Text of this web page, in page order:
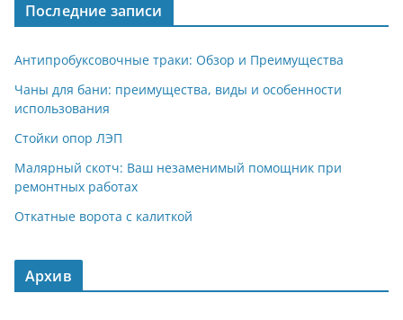
Последние записи
Антипробуксовочные траки: Обзор и Преимущества
Чаны для бани: преимущества, виды и особенности
использования
Стойки опор ЛЭП
Малярный скотч: Ваш незаменимый помощник при
ремонтных работах
Откатные ворота с калиткой
Архив